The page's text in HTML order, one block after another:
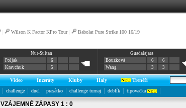
Wilson K Factor KPro Tour| Babolat Pure Strike 100 16/19
Nur-Sultan
Poljak
6
Kravchuk
5
Guadalajara
Bouzková
6
6
Wang
3 3
Video Inzeráty Kluby Haly
Trenéři
challenge duel prasátko challenge turnaj deblík tipovačka
VZÁJEMNÉ ZÁPASY 1 : 0